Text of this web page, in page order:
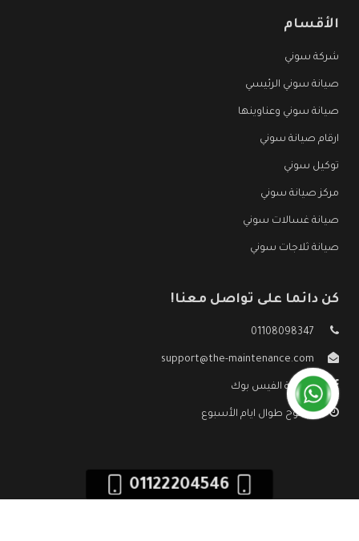
الأقسام
شركة سوني
صيانة سوني الرئيسي
صيانة سوني وعناوينها
ارقام صيانة سوني
توكيل سوني
مركز صيانة سوني
صيانة غسالات سوني
صيانة ثلاجات سوني
كن دائما على تواصل معنا!
01108098347
support@the-maintenance.com
صفحة الفيس بوك
مفتوح طوال ايام الأسبوع
01122204546